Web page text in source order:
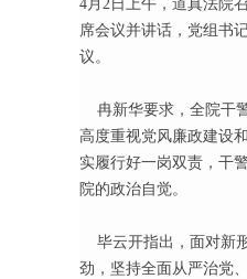
4月2日上午，道真法院
席会议并讲话，党组书
议。
冉新华要求，全院干
高度重视党风廉政建设
实履行好一岗双责，干
院的政治自觉。
毕云开指出，面对新
劲，坚持全面从严治党